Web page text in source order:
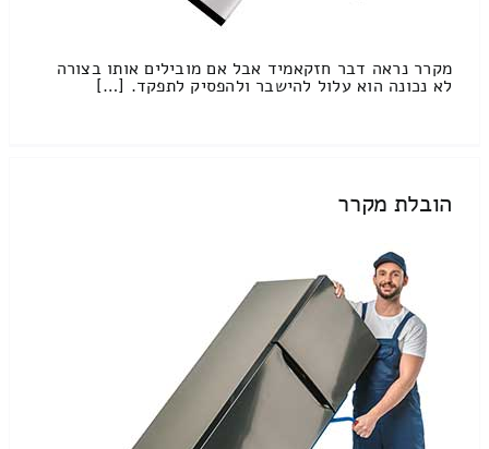
מקרר נראה דבר חזקאמיד אבל אם מובילים אותו בצורה
לא נכונה הוא עלול להישבר ולהפסיק לתפקד. […]
הובלת מקרר